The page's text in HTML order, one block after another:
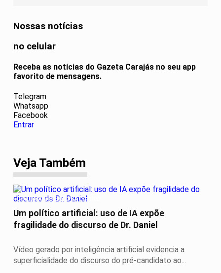
Nossas notícias
no celular
Receba as notícias do Gazeta Carajás no seu app
favorito de mensagens.
Telegram
Whatsapp
Facebook
Entrar
Veja Também
COLUNA DO ERIC VACCARO
Um político artificial: uso de IA expõe
fragilidade do discurso de Dr. Daniel
Vídeo gerado por inteligência artificial evidencia a
superficialidade do discurso do pré-candidato ao...